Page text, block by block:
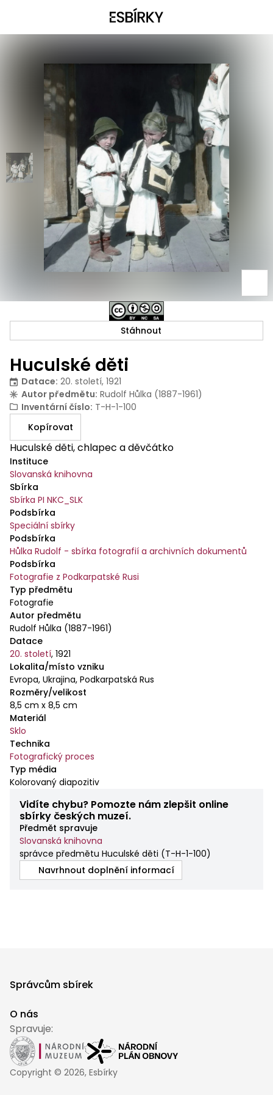
Huculské děti
Datace: 20. století, 1921
Autor předmětu: Rudolf Hůlka (1887-1961)
Inventární číslo: T-H-1-100
Kopírovat
Huculské děti, chlapec a děvčátko
Instituce
Slovanská knihovna
Sbírka
Sbírka PI NKC_SLK
Podsbírka
Speciální sbírky
Podsbírka
Hůlka Rudolf - sbírka fotografií a archivních dokumentů
Podsbírka
Fotografie z Podkarpatské Rusi
Typ předmětu
Fotografie
Autor předmětu
Rudolf Hůlka (1887-1961)
Datace
20. století, 1921
Lokalita/místo vzniku
Evropa, Ukrajina, Podkarpatská Rus
Rozměry/velikost
8,5 cm x 8,5 cm
Materiál
Sklo
Technika
Fotografický proces
Typ média
Kolorovaný diapozitiv
Vidíte chybu? Pomozte nám zlepšit online
sbírky českých muzeí.
Předmět spravuje
Slovanská knihovna
správce předmětu Huculské děti (T-H-1-100)
Navrhnout doplnění informací
Stáhnout
Správcům sbírek
O nás
Spravuje:
Copyright © 2026, Esbírky